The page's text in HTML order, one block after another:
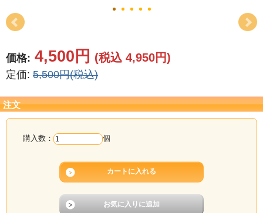
カタログ
価格: 4,500円 (税込 4,950円)
定価: 5,500円(税込)
注文
購入数： 個